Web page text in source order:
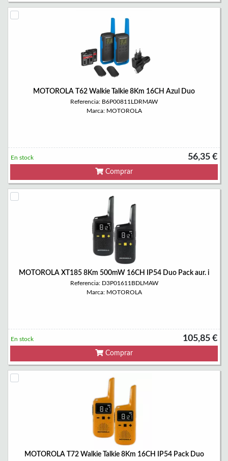
MOTOROLA T62 Walkie Talkie 8Km 16CH Azul Duo
Referencia: B6P00811LDRMAW
Marca: MOTOROLA
56,35 €
En stock
Comprar
MOTOROLA XT185 8Km 500mW 16CH IP54 Duo Pack aur. i
Referencia: D3P01611BDLMAW
Marca: MOTOROLA
105,85 €
En stock
Comprar
MOTOROLA T72 Walkie Talkie 8Km 16CH IP54 Pack Duo